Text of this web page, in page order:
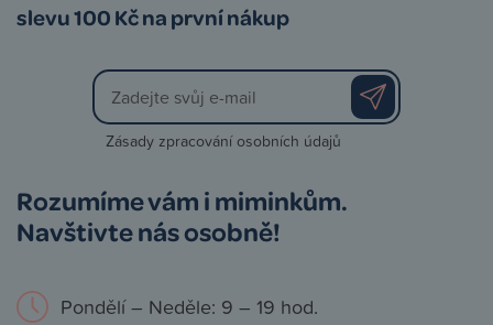
slevu 100 Kč na první nákup
Zásady zpracování osobních údajů
Rozumíme vám i miminkům.
Navštivte nás osobně!
Pondělí – Neděle: 9 – 19 hod.